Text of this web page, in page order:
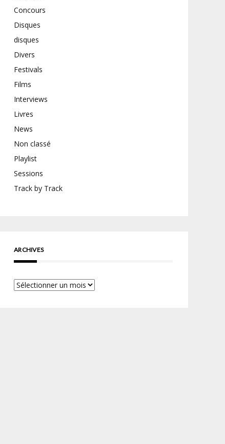
Concours
Disques
disques
Divers
Festivals
Films
Interviews
Livres
News
Non classé
Playlist
Sessions
Track by Track
ARCHIVES
Archives